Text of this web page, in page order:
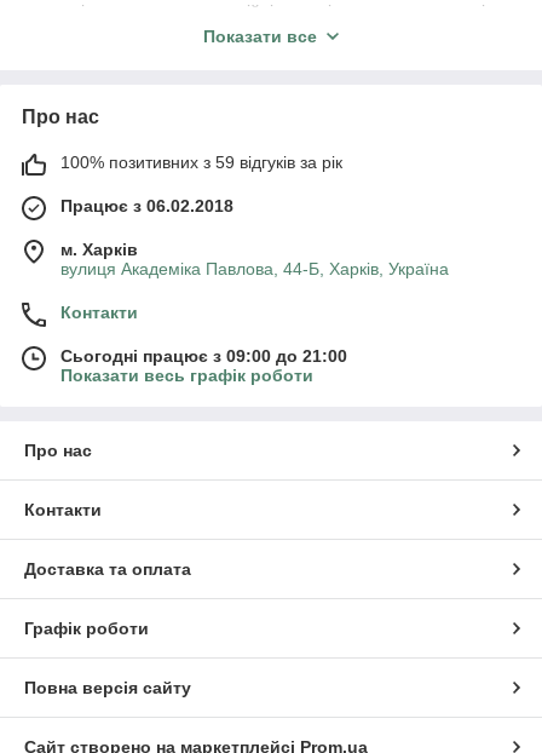
не січуть волосся, та надійні механізми в шпильках, які
не ламаються після першого використання.
Приємні ціни:
Чудова ідея для подарунка:
Наші аксесуари — це
готовий прояв уваги для подруги, мами чи сестри.
колекцією!
Показати все
Про нас
100% позитивних з 59 відгуків за рік
Працює з 06.02.2018
м. Харків
вулиця Академіка Павлова, 44-Б, Харків, Україна
Контакти
Сьогодні працює з 09:00 до 21:00
Показати весь графік роботи
Про нас
Контакти
Доставка та оплата
Графік роботи
Повна версія сайту
Сайт створено на маркетплейсі Prom.ua